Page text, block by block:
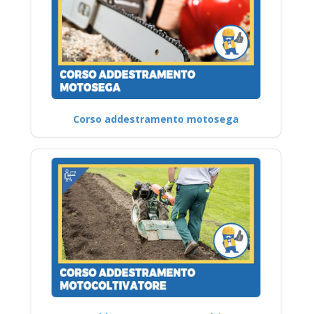
Corso addestramento motosega